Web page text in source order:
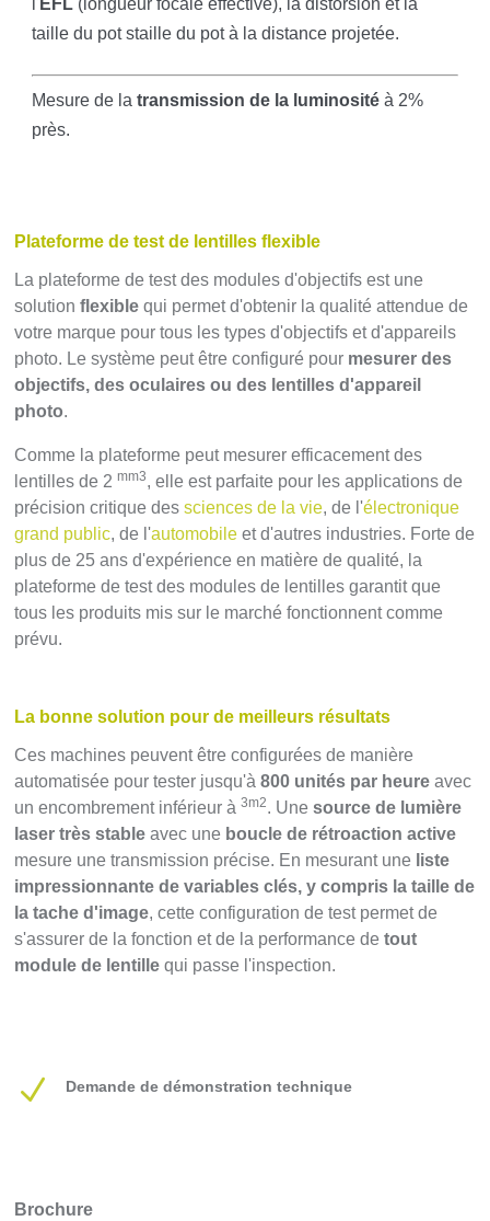
l'EFL (longueur focale effective), la distorsion et la
taille du pot staille du pot à la distance projetée.
Mesure de latransmission de la luminosité à 2%
près.
Plateforme de test de lentilles flexible
La plateforme de test des modules d'objectifs est une
solutionflexible qui permet d'obtenir la qualité attendue de
votre marque pour tous les types d'objectifs et d'appareils
photo. Le système peut être configuré pour mesurer des
objectifs, des oculaires ou des lentilles d'appareil
photo.
Comme la plateforme peut mesurer efficacement des
lentilles de 2mm3, elle est parfaite pour les applications de
précision critique dessciences de la vie, de l'électronique
grand public, de l'automobile et d'autres industries. Forte de
plus de 25 ans d'expérience en matière de qualité, la
plateforme de test des modules de lentilles garantit que
tous les produits mis sur le marché fonctionnent comme
prévu.
La bonne solution pour de meilleurs résultats
Ces machines peuvent être configurées de manière
automatisée pour tester jusqu'à800 unités par heure avec
un encombrement inférieur à3m2. Unesource de lumière
laser très stable avec une boucle de rétroaction active
mesure une transmission précise. En mesurant une liste
impressionnante de variables clés, y compris la taille de
la tache d'image, cette configuration de test permet de
s'assurer de la fonction et de la performance detout
module de lentille qui passe l'inspection.
N Demande de démonstration technique
Brochure